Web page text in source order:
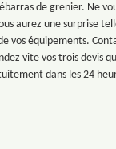
de grenier. Ne
aurez une surprise
vos équipements.
vite vos trois devis
dans les 24